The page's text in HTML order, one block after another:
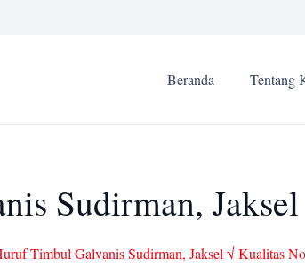
Beranda Tentang
Sudirman,
Timbul Galvanis Sudirman, Jaksel √ Kualitas